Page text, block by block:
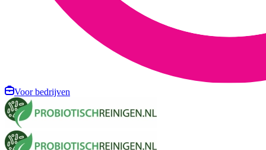
Voor bedrijven